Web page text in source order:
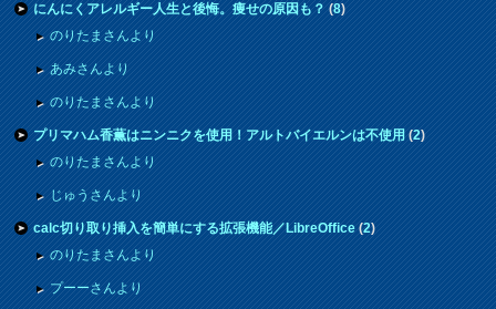
にんにくアレルギー人生と後悔。痩せの原因も？(8)
のりたまさんより
あみさんより
のりたまさんより
プリマハム香薫はニンニクを使用！アルトバイエルンは不使用(2)
のりたまさんより
じゅうさんより
calc切り取り挿入を簡単にする拡張機能／LibreOffice(2)
のりたまさんより
プーーさんより